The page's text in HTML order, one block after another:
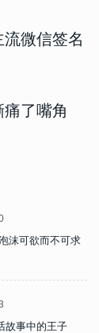
微信签名
了嘴角
沫可欲而不可求
故事中的王子